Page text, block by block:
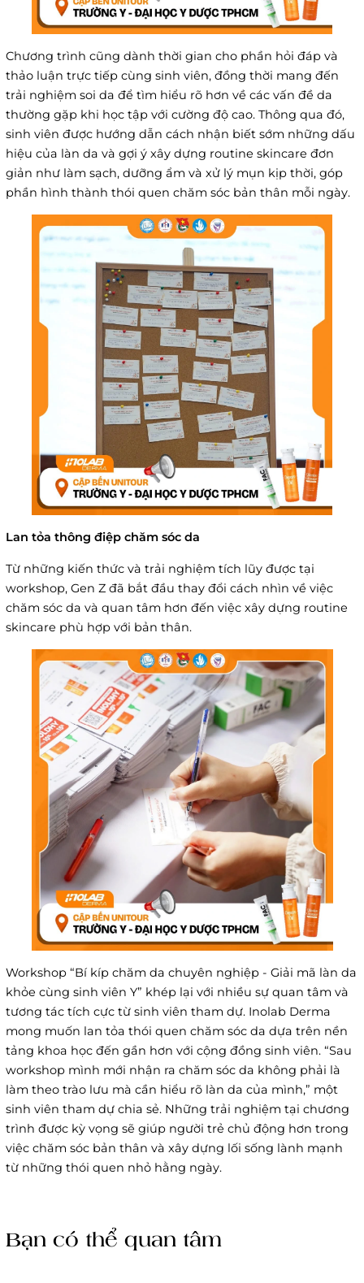
Chương trình cũng dành thời gian cho phần hỏi đáp và
thảo luận trực tiếp cùng sinh viên, đồng thời mang đến
trải nghiệm soi da để tìm hiểu rõ hơn về các vấn đề da
thường gặp khi học tập với cường độ cao. Thông qua đó,
sinh viên được hướng dẫn cách nhận biết sớm những dấu
hiệu của làn da và gợi ý xây dựng routine skincare đơn
giản như làm sạch, dưỡng ẩm và xử lý mụn kịp thời, góp
phần hình thành thói quen chăm sóc bản thân mỗi ngày.
Lan tỏa thông điệp chăm sóc da
Từ những kiến thức và trải nghiệm tích lũy được tại
workshop, Gen Z đã bắt đầu thay đổi cách nhìn về việc
chăm sóc da và quan tâm hơn đến việc xây dựng routine
skincare phù hợp với bản thân.
Workshop “Bí kíp chăm da chuyên nghiệp - Giải mã làn da
khỏe cùng sinh viên Y” khép lại với nhiều sự quan tâm và
tương tác tích cực từ sinh viên tham dự. Inolab Derma
mong muốn lan tỏa thói quen chăm sóc da dựa trên nền
tảng khoa học đến gần hơn với cộng đồng sinh viên. “Sau
workshop mình mới nhận ra chăm sóc da không phải là
làm theo trào lưu mà cần hiểu rõ làn da của mình,” một
sinh viên tham dự chia sẻ. Những trải nghiệm tại chương
trình được kỳ vọng sẽ giúp người trẻ chủ động hơn trong
việc chăm sóc bản thân và xây dựng lối sống lành mạnh
từ những thói quen nhỏ hằng ngày.
Bạn có thể quan tâm